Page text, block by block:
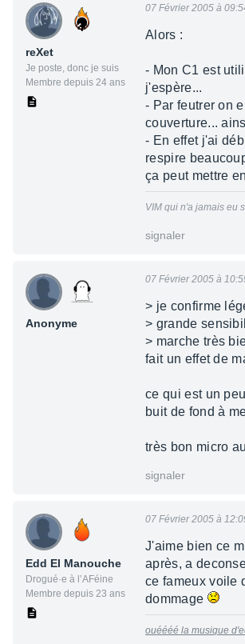
reXet
Je poste, donc je suis
Membre depuis 24 ans
07 Février 2005 à
Alors :
- Mon C1 est
j'espère...
- Par feutrer on
couverture...
- En effet j'ai
respire
ça peut mettre
VIM qui n'a jamais eu
signaler
Anonyme
07 Février 2005 à
> je confirme
> grande
> marche très
fait un effet de
ce qui est un
buit de fond à
très bon micro
signaler
Edd El Manouche
Drogué·e à l’AFéine
Membre depuis 23 ans
07 Février 2005 à
J'aime bien ce
après, a
ce fameux voile
dommage
ouéééé la musique